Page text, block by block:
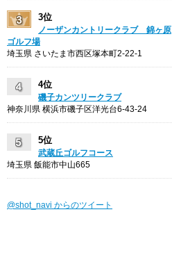
3位
ノーザンカントリークラブ 錦ヶ原
ゴルフ場
埼玉県 さいたま市西区塚本町2-22-1
4位
磯子カンツリークラブ
神奈川県 横浜市磯子区洋光台6-43-24
5位
武蔵丘ゴルフコース
埼玉県 飯能市中山665
@shot_navi からのツイート